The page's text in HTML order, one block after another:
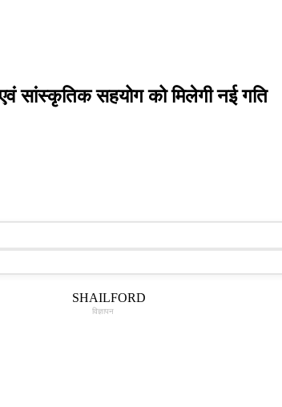
सांस्कृतिक सहयोग को मिलेगी नई गति
विज्ञापन